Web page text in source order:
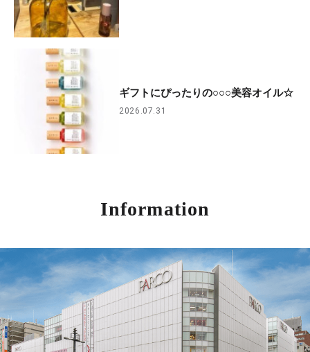
ギフトにぴったりの○○○美容オイル☆
2026.07.31
Information